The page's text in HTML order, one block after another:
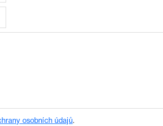
osobních údajů.